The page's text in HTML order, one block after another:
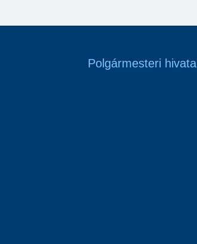
Polgármesteri hivatal